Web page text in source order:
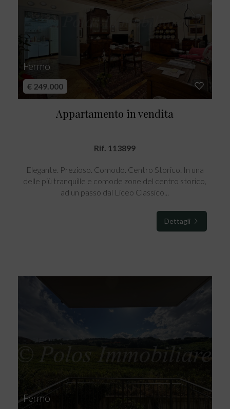
Fermo
€ 249.000
Appartamento in vendita
Rif. 113899
Elegante. Prezioso. Comodo. Centro Storico. In una
delle più tranquille e comode zone del centro storico,
ad un passo dal Liceo Classico...
Dettagli
Fermo